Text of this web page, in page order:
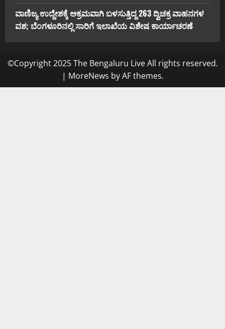
ವಾಣಿಜ್ಯ ಉದ್ದೇಶಕ್ಕೆ ಅಕ್ರಮವಾಗಿ ಬಳಸುತ್ತಿದ್ದ 263 ದ್ವಿಚಕ್ರ ವಾಹನಗಳ
ವಶ; ಬೆಂಗಳೂರಿನಲ್ಲಿ ಸಾರಿಗೆ ಇಲಾಖೆಯ ವಿಶೇಷ ಕಾರ್ಯಾಚರಣೆ
©Copyright 2025 The Bengaluru Live All rights reserved.
| MoreNews by AF themes.